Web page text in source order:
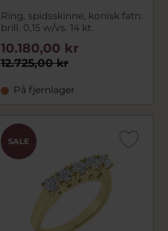
Ring, spidsskinne, konisk fatn.
brill. 0,15 w/vs. 14 kt.
12.725,00 kr
10.180,00 kr
På fjernlager
SALE